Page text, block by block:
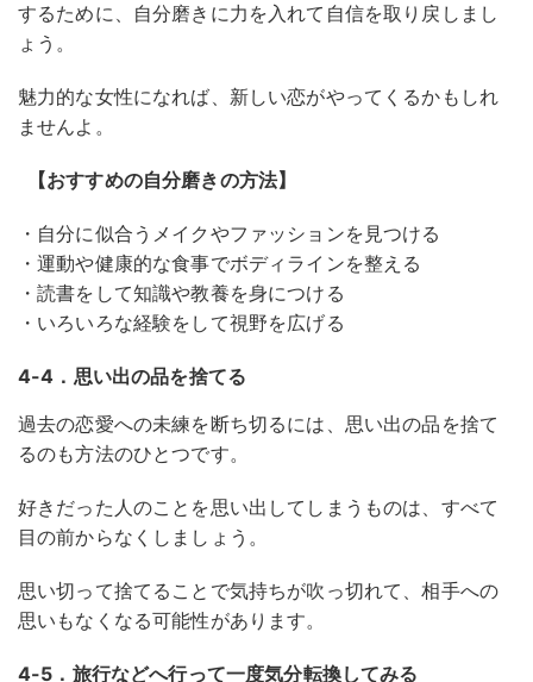
するために、自分磨きに力を入れて自信を取り戻しまし
ょう。
魅力的な女性になれば、新しい恋がやってくるかもしれ
ませんよ。
【おすすめの自分磨きの方法】
・自分に似合うメイクやファッションを見つける
・運動や健康的な食事でボディラインを整える
・読書をして知識や教養を身につける
・いろいろな経験をして視野を広げる
4-4．思い出の品を捨てる
過去の恋愛への未練を断ち切るには、思い出の品を捨て
るのも方法のひとつです。
好きだった人のことを思い出してしまうものは、すべて
目の前からなくしましょう。
思い切って捨てることで気持ちが吹っ切れて、相手への
思いもなくなる可能性があります。
4-5．旅行などへ行って一度気分転換してみる